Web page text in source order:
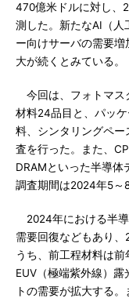
470億米ドルに対し、
測した。新たなAI（人
ー向けサーバの需要
大が続くとみている。
今回は、フォトマス
材料24品目と、パッ
料、シンタリングペ
査を行った。また、
DRAMといった半導体
調査期間は2024年5～8
2024年における半
需要回復などもあり
うち、前工程材料は前
EUV（極端紫外線）
トの需要が拡大する